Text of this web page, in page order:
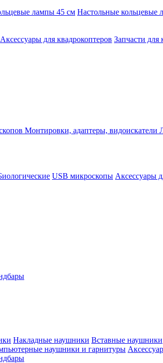
лампы 45 см Настольные кольцевые
Аксессуары для квадрокоптеров Запчасти для
Монтировки, адаптеры, видоискатели
USB микроскопы Аксессуары
Накладные наушники Вставные наушники
наушники и гарнитуры